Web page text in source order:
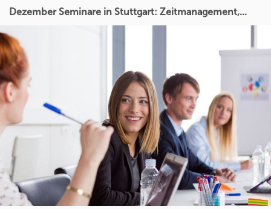
Dezember Seminare in Stuttgart: Zeitmanagement,...